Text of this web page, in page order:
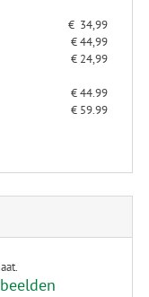
€ 34,99
€ 44,99
€ 24,99
€ 44.99
€ 59.99